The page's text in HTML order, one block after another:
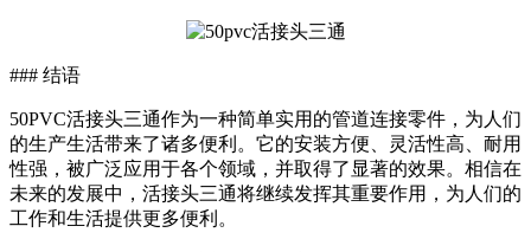
### 结语
50PVC活接头三通作为一种简单实用的管道连接零件，为人们
的生产生活带来了诸多便利。它的安装方便、灵活性高、耐用
性强，被广泛应用于各个领域，并取得了显著的效果。相信在
未来的发展中，活接头三通将继续发挥其重要作用，为人们的
工作和生活提供更多便利。